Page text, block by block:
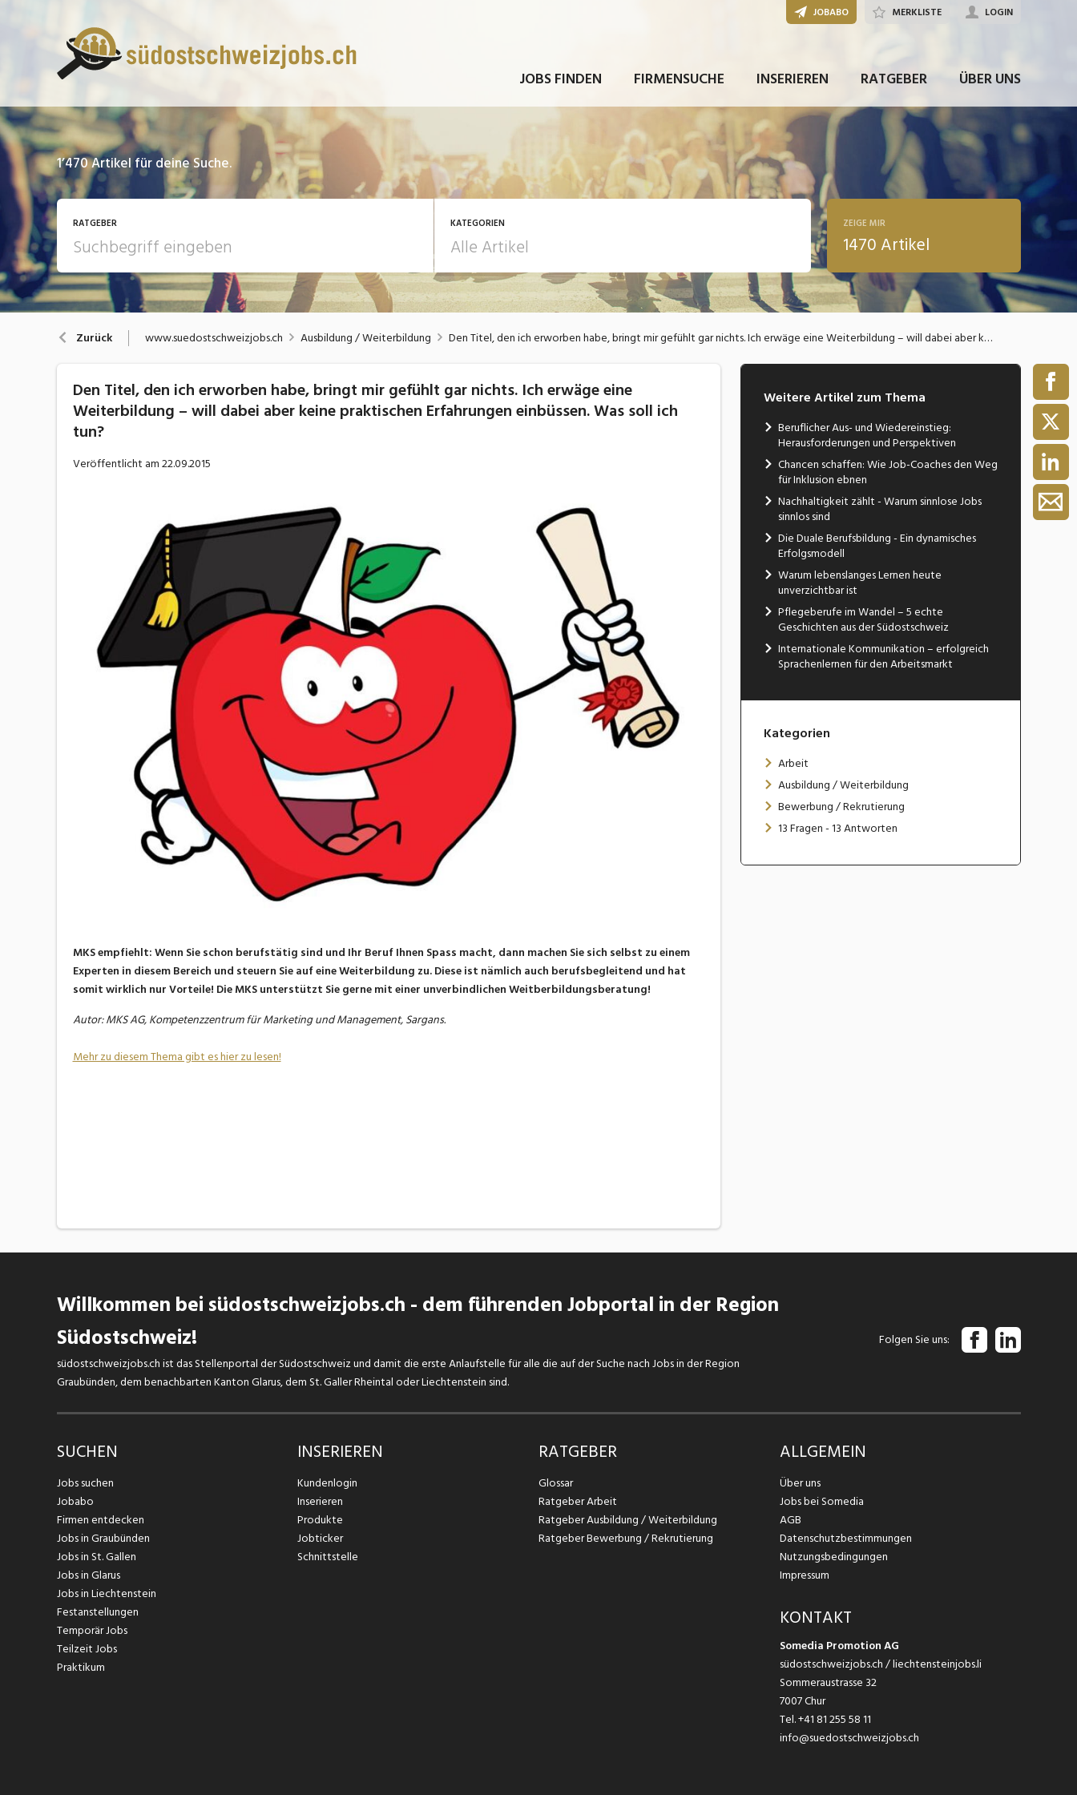
JOBS FINDEN FIRMENSUCHE INSERIEREN RATGEBER ÜBER UNS
JOBABO MERKLISTE LOGIN
1’470Artikel für deine Suche.
RATGEBER KATEGORIEN
13 Fragen - 13 Antworten Arbeit
Ausbildung / Weiterbildung
Bewerbung / Rekrutierung
ZEIGE MIR
1470 Artikel
Zurück www.suedostschweizjobs.ch Ausbildung / Weiterbildung Den Titel, den ich erworben habe, bringt mir gefühlt gar nichts. Ich erwäge eine Weiterbildung – will dabei aber keine praktischen Erfahrungen einbüssen. Was soll ich tun?
Den Titel, den ich erworben habe, bringt mir gefühlt gar nichts. Ich erwäge eine
Weiterbildung – will dabei aber keine praktischen Erfahrungen einbüssen. Was soll ich
tun?
Veröffentlicht am22.09.2015
MKS empfiehlt: Wenn Sie schon berufstätig sind und Ihr Beruf Ihnen Spass macht, dann machen Sie sich selbst zu einem
Experten in diesem Bereich und steuern Sie auf eine Weiterbildung zu. Diese ist nämlich auch berufsbegleitend und hat
somit wirklich nur Vorteile! Die MKS unterstützt Sie gerne mit einer unverbindlichen Weitberbildungsberatung!
Autor: MKS AG, Kompetenzzentrum für Marketing und Management, Sargans.
Mehr zu diesem Thema gibt es hier zu lesen!
Weitere Artikel zum Thema
Beruflicher Aus- und Wiedereinstieg:
Herausforderungen und Perspektiven
Chancen schaffen: Wie Job-Coaches den Weg
für Inklusion ebnen
Nachhaltigkeit zählt - Warum sinnlose Jobs
sinnlos sind
Die Duale Berufsbildung - Ein dynamisches
Erfolgsmodell
Warum lebenslanges Lernen heute
unverzichtbar ist
Pflegeberufe im Wandel – 5 echte
Geschichten aus der Südostschweiz
Internationale Kommunikation – erfolgreich
Sprachenlernen für den Arbeitsmarkt
Kategorien
Arbeit
Ausbildung / Weiterbildung
Bewerbung / Rekrutierung
13 Fragen - 13 Antworten
Willkommen bei südostschweizjobs.ch - dem führenden Jobportal in der Region
Südostschweiz!
südostschweizjobs.ch ist das Stellenportal der Südostschweiz und damit die erste Anlaufstelle für alle die auf der Suche nach Jobs in der Region
Graubünden, dem benachbarten Kanton Glarus, dem St. Galler Rheintal oder Liechtenstein sind.
Folgen Sie uns
SUCHEN
Jobs suchen
Jobabo
Firmen entdecken
Jobs in Graubünden
Jobs in St. Gallen
Jobs in Glarus
Jobs in Liechtenstein
Festanstellungen
Temporär Jobs
Teilzeit Jobs
Praktikum
INSERIEREN
Kundenlogin
Inserieren
Produkte
Jobticker
Schnittstelle
RATGEBER
Glossar
Ratgeber Arbeit
Ratgeber Ausbildung / Weiterbildung
Ratgeber Bewerbung / Rekrutierung
ALLGEMEIN
Über uns
Jobs bei Somedia
AGB
Datenschutzbestimmungen
Nutzungsbedingungen
Impressum
KONTAKT
Somedia Promotion AG
südostschweizjobs.ch / liechtensteinjobs.li
Sommeraustrasse 32
7007 Chur
Tel.+41 81 255 58 11
info@suedostschweizjobs.ch